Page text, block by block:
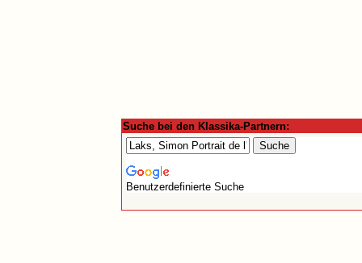
Suche bei den Klassika-Partnern:
Benutzerdefinierte Suche